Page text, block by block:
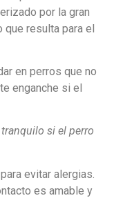
por la gran
resulta para el
en perros que no
enganche si el
si el perro
para evitar alergias.
es amable y